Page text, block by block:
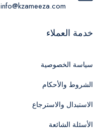
info@kzameeza.com
خدمة العملاء
سياسة الخصوصية
الشروط والأحكام
الاستبدال والاسترجاع
الأسئلة الشائعة